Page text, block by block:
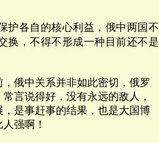
护各自的核心利益，俄中两国不
换，不得不形成一种目前还不是
俄中关系并非如此密切，俄罗
言说得好，没有永远的敌人，
是事赶事的结果，也是大国博
强啊！